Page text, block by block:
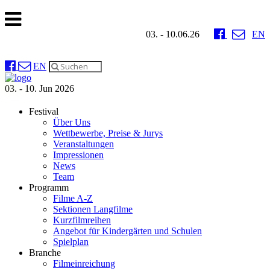
03. - 10.06.26 EN
EN
03. - 10. Jun 2026
Festival
Über Uns
Wettbewerbe, Preise & Jurys
Veranstaltungen
Impressionen
News
Team
Programm
Filme A-Z
Sektionen Langfilme
Kurzfilmreihen
Angebot für Kindergärten und Schulen
Spielplan
Branche
Filmeinreichung